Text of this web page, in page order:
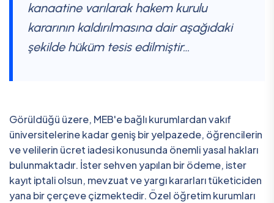
kanaatine varılarak hakem kurulu
kararının kaldırılmasına dair aşağıdaki
şekilde hüküm tesis edilmiştir…
Görüldüğü üzere, MEB'e bağlı kurumlardan vakıf
üniversitelerine kadar geniş bir yelpazede, öğrencilerin
ve velilerin ücret iadesi konusunda önemli yasal hakları
bulunmaktadır. İster sehven yapılan bir ödeme, ister
kayıt iptali olsun, mevzuat ve yargı kararları tüketiciden
yana bir çerçeve çizmektedir. Özel öğretim kurumları